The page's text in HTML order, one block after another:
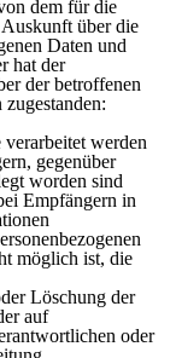
dem für die
über die
Daten und
hat der
der betroffenen
werden
gegenüber
worden sind
Empfängern in
möglich ist, die
Löschung der
auf
oder